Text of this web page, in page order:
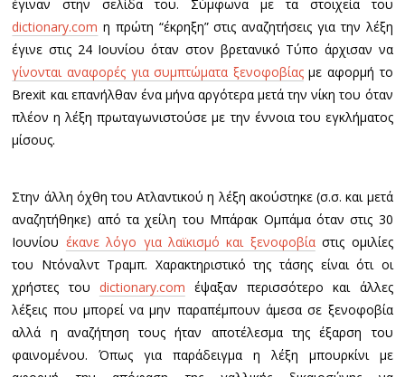
έγιναν στην σελίδα του. Σύμφωνα με τα στοιχεία του
dictionary.com η πρώτη “έκρηξη” στις αναζητήσεις για την λέξη
έγινε στις 24 Ιουνίου όταν στον βρετανικό Τύπο άρχισαν να
γίνονται αναφορές για συμπτώματα ξενοφοβίαςμε αφορμή το
Brexit και επανήλθαν ένα μήνα αργότερα μετά την νίκη του όταν
πλέον η λέξη πρωταγωνιστούσε με την έννοια του εγκλήματος
μίσους.
Στην άλλη όχθη του Ατλαντικού η λέξη ακούστηκε (σ.σ. και μετά
αναζητήθηκε) από τα χείλη του Μπάρακ Ομπάμα όταν στις 30
Ιουνίου έκανε λόγο για λαϊκισμό και ξενοφοβίαστις ομιλίες
του Ντόναλντ Τραμπ. Χαρακτηριστικό της τάσης είναι ότι οι
χρήστες του dictionary.com έψαξαν περισσότερο και άλλες
λέξεις που μπορεί να μην παραπέμπουν άμεσα σε ξενοφοβία
αλλά η αναζήτηση τους ήταν αποτέλεσμα της έξαρση του
φαινομένου. Όπως για παράδειγμα η λέξη μπουρκίνι με